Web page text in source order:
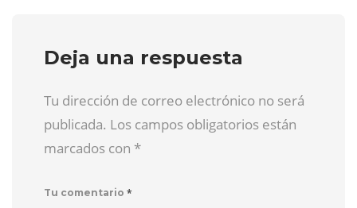
Deja una respuesta
Tu dirección de correo electrónico no será
publicada. Los campos obligatorios están
marcados con *
Tu comentario *